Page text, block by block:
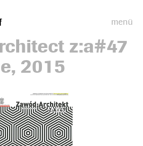
menü
z:a#47
2015